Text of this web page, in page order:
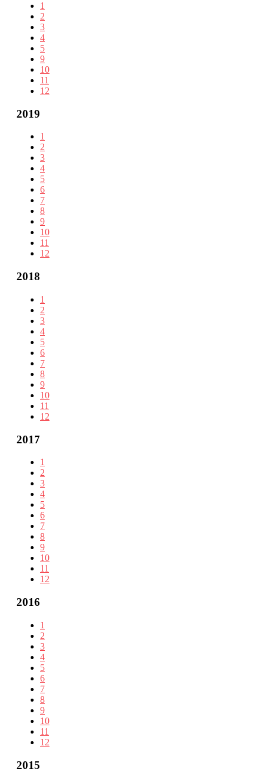
1
2
3
4
5
9
10
11
12
2019
1
2
3
4
5
6
7
8
9
10
11
12
2018
1
2
3
4
5
6
7
8
9
10
11
12
2017
1
2
3
4
5
6
7
8
9
10
11
12
2016
1
2
3
4
5
6
7
8
9
10
11
12
2015